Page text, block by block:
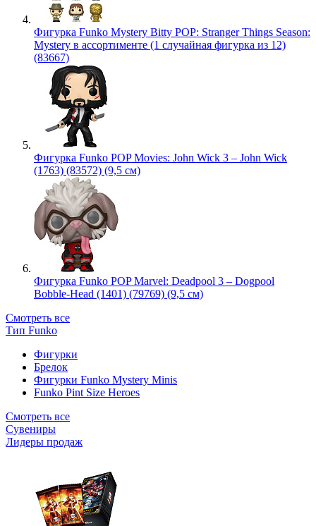
Фигурка Funko Mystery Bitty POP: Stranger Things Season:
Mystery в ассортименте (1 случайная фигурка из 12)
(83667)
Фигурка Funko POP Movies: John Wick 3 – John Wick
(1763) (83572) (9,5 см)
Фигурка Funko POP Marvel: Deadpool 3 – Dogpool
Bobble-Head (1401) (79769) (9,5 см)
Смотреть все
Тип Funko
Фигурки
Брелок
Фигурки Funko Mystery Minis
Funko Pint Size Heroes
Смотреть все
Сувениры
Лидеры продаж